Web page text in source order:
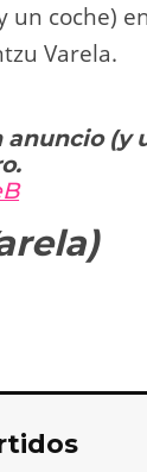
un coche)
Varela.
anuncio (y